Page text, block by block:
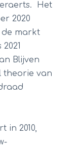
Het
2020
de markt
Blijven
theorie van
in 2010,